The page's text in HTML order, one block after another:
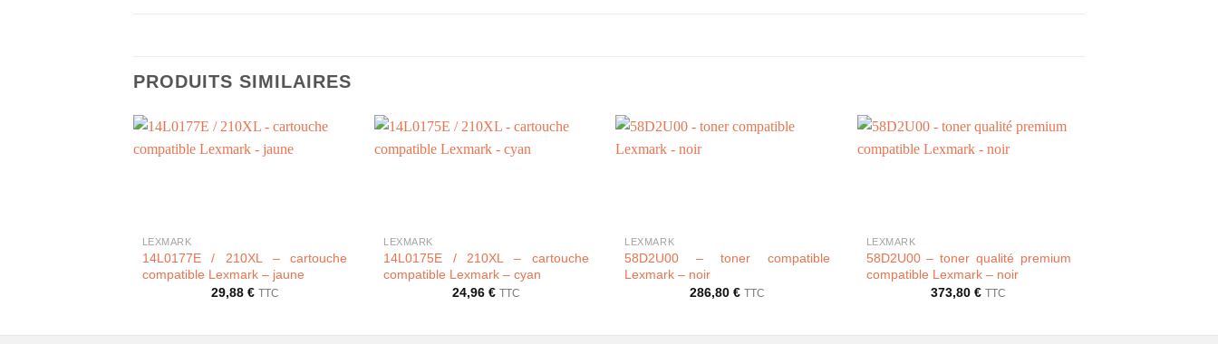
PRODUITS SIMILAIRES
LEXMARK
14L0177E / 210XL – cartouche
compatible Lexmark – jaune
29,88 € TTC
LEXMARK
14L0175E / 210XL – cartouche
compatible Lexmark – cyan
24,96 € TTC
LEXMARK
58D2U00 – toner compatible
Lexmark – noir
286,80€ TTC
LEXMARK
58D2U00 – toner qualité premium
compatible Lexmark – noir
373,80€ TTC